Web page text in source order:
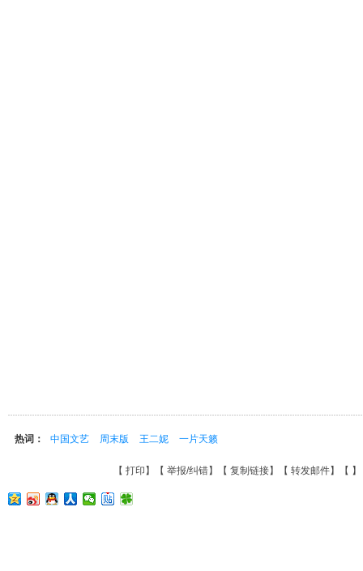
热词： 中国文艺 周末版 王二妮 一片天籁
【 打印 】【 举报/纠错】【 复制链接】【 转发邮件】【 】